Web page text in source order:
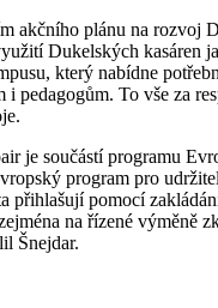
akčního plánu na rozvoj
Dukelských kasáren
který nabídne
i pedagogům. To vše za
je součástí programu
program pro
přihlašují pomocí
na řízené výměně
Šnejdar.